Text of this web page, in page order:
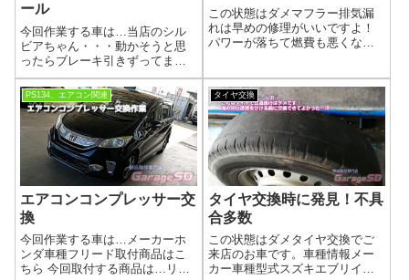
ール
今回作業する車は…当店のシル
ビアちゃん・・・動かそうと思
ったらブレーキ引きずってまし
た(/ω＼)メーカー日産車種S15取
付商品はこちら 今回取付する商
品は…ブレーキオーバーホール
キットを日産に頼んで…キャリ
パーからピストンを救出(^^)/こ...
この状態はダメマフラー排気漏
れは早めの修理がいいですよ！
パワーが落ちて燃費も悪くなる
折れてしまうと他の接続部分に
も負荷がかかってダメージを負
います(/ω＼)車種情報メーカー車
種型式トヨ...
PS134、エアコン関連
エアコンコンプレッサー交
換
今回作業する車は…メーカーホ
ンダ車種フリード取付商品はこ
ちら 今回取付する商品は…リビ
タイヤ交換
タイヤ交換時に発見！不具
合多数
この状態はダメタイヤ交換でご
来店のお車です。車種情報メー
カー車種型式スズキエブリイ他